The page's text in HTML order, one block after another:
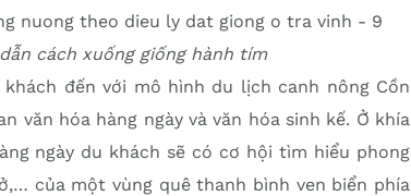
cách xuống giống hành tím
đến với mô hình du lịch canh nông Cồn
văn hóa hàng ngày và văn hóa sinh kế. Ở khía
ngày du khách sẽ có cơ hội tìm hiểu phong
của một vùng quê thanh bình ven biển phía